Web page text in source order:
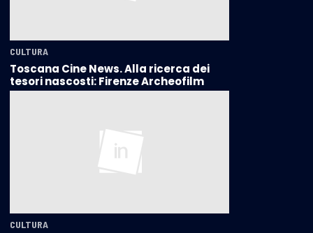
CULTURA
Toscana Cine News. Alla ricerca dei
tesori nascosti: Firenze Archeofilm
CULTURA